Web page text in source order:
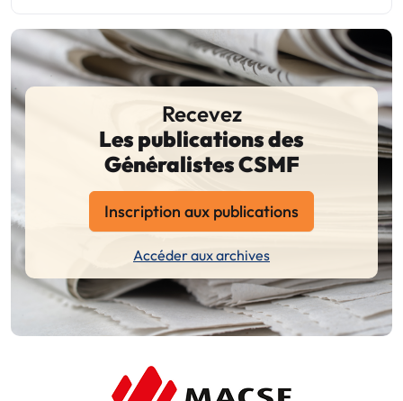
Recevez
Les publications des
Généralistes CSMF
Inscription aux publications
Accéder aux archives